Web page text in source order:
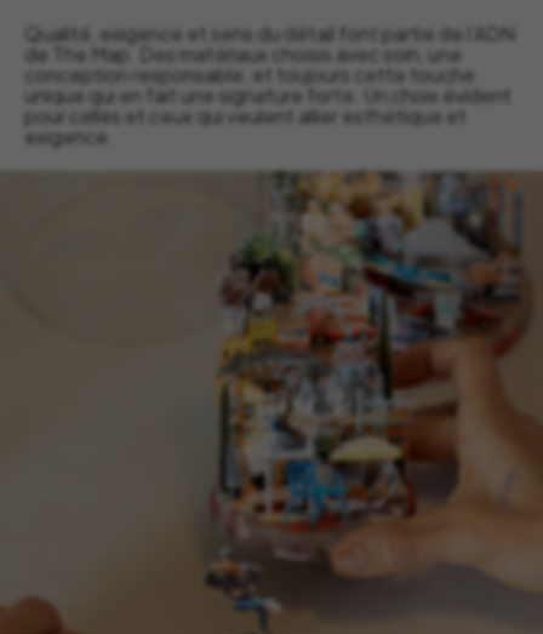
Qualité, exigence et sens du détail font partie de l’ADN
de The Map. Des matériaux choisis avec soin, une
conception responsable, et toujours cette touche
unique qui en fait une signature forte. Un choix évident
pour celles et ceux qui veulent allier esthétique et
exigence.